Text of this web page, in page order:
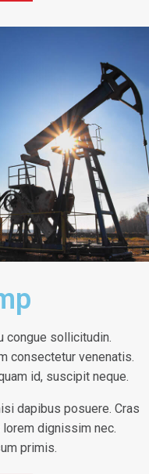
congue sollicitudin.
consectetur venenatis.
id, suscipit neque.
dapibus posuere. Cras
dignissim nec.
primis.